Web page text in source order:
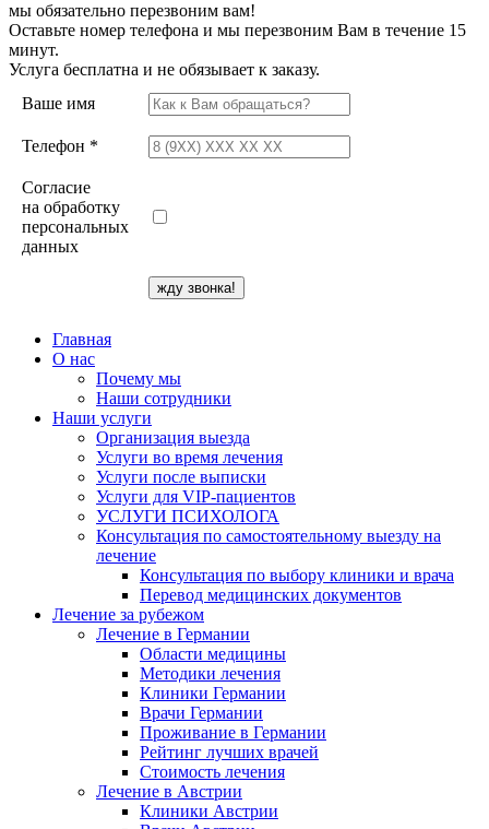
мы обязательно перезвоним вам!
Оставьте номер телефона и мы перезвоним Вам в течение 15
минут.
Услуга бесплатна и не обязывает к заказу.
Ваше имя
Телефон *
Согласие
на обработку
персональных
данных
Главная
О нас
Почему мы
Наши сотрудники
Наши услуги
Организация выезда
Услуги во время лечения
Услуги после выписки
Услуги для VIP-пациентов
УСЛУГИ ПСИХОЛОГА
Консультация по самостоятельному выезду на
лечение
Консультация по выбору клиники и врача
Перевод медицинских документов
Лечение за рубежом
Лечение в Германии
Области медицины
Методики лечения
Клиники Германии
Врачи Германии
Проживание в Германии
Рейтинг лучших врачей
Стоимость лечения
Лечение в Австрии
Клиники Австрии